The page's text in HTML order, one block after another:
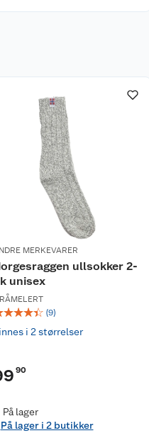
MERKEVARER
ullsokker 2-
unisex
☆☆☆☆ (9)
i 2 størrelser
90
På lager
På lager i 2 butikker